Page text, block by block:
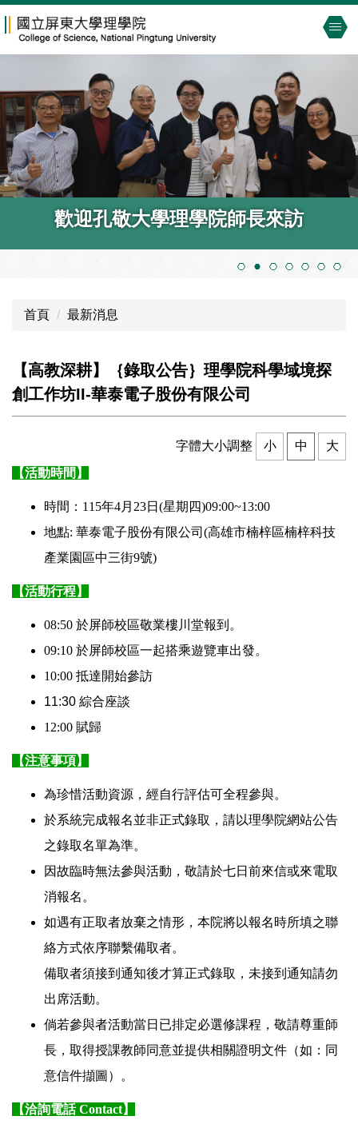
到
內
容
區
歡迎孔敬大學理學院師長來訪
首頁 最新消息
【高教深耕】｛錄取公告｝理學院科學域境探
創工作坊II-華泰電子股份有限公司
字體大小調整 小 中
大
【活動時間 】
時間：115年4月23日(星期四)09:00~13:00
地點: 華泰電子股份有限公司(高雄市楠梓區楠梓科技
產業園區中三街9號)
【活動行程】
08:50 於屏師校區敬業樓川堂報到。
09:10 於屏師校區一起搭乘遊覽車出發。
10:00 抵達開始參訪
11:30 綜合座談
12:00 賦歸
【注意事項】
為珍惜活動資源，經自行評估可全程參與。
於系統完成報名並非正式錄取，請以理學院網站公告
之錄取名單為準。
因故臨時無法參與活動，敬請於七日前來信或來電取
消報名。
如遇有正取者放棄之情形，本院將以報名時所填之聯
絡方式依序聯繫備取者。
備取者須接到通知後才算正式錄取，未接到通知請勿
出席活動。
倘若參與者活動當日已排定必選修課程，敬請尊重師
長，取得授課教師同意並提供相關證明文件（如：同
意信件擷圖）。
【洽詢電話 Contact】